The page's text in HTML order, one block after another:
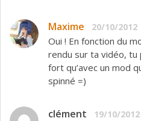
Maxime 20/10/2012
Oui ! En fonction du
rendu sur ta vidéo, tu
fort qu’avec un mod
spinné =)
clément 19/10/2012